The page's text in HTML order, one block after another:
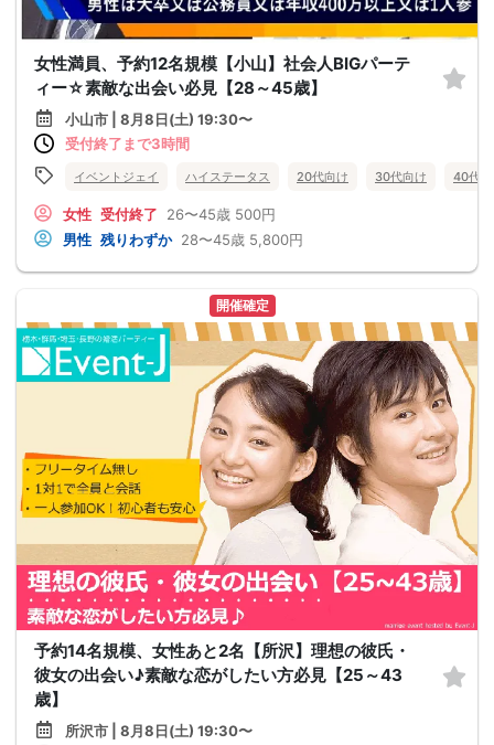
女性満員、予約12名規模【小山】社会人BIGパーテ
ィー☆素敵な出会い必見【28～45歳】
小山市 | 8月8日(土) 19:30〜
受付終了まで3時間
イベントジェイ ハイステータス 20代向け 30代向け 40代
女性 受付終了 26〜45歳 500円
男性 残りわずか 28〜45歳 5,800円
開催確定
予約14名規模、女性あと2名【所沢】理想の彼氏・
彼女の出会い♪素敵な恋がしたい方必見【25～43
歳】
所沢市 | 8月8日(土) 19:30〜